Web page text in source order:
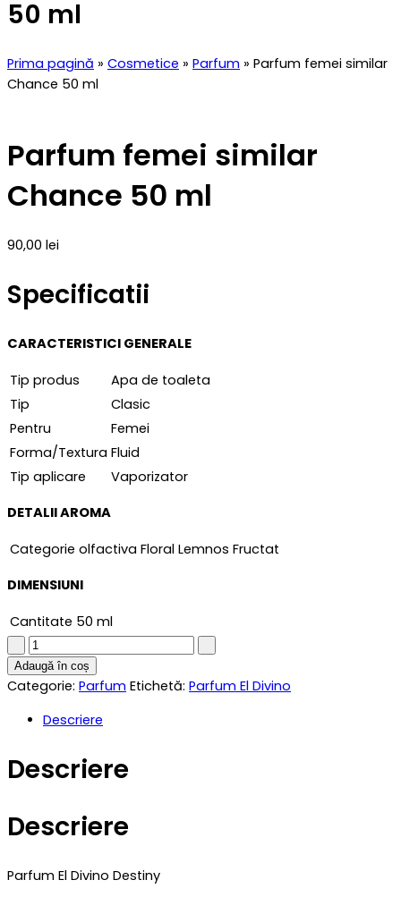
50 ml
Prima pagină » Cosmetice » Parfum » Parfum femei similar
Chance 50 ml
Parfum femei similar
Chance 50 ml
90,00 lei
Specificatii
CARACTERISTICI GENERALE
Tip produs
Apa de toaleta
Tip
Clasic
Pentru
Femei
Forma/Textura Fluid
Tip aplicare
Vaporizator
DETALII AROMA
Categorie olfactiva Floral Lemnos Fructat
DIMENSIUNI
Cantitate 50 ml
Parfum
femei
similar
quantity
Adaugă în coș
Categorie: Parfum Etichetă: Parfum El Divino
Descriere
Descriere
Descriere
Parfum El Divino Destiny